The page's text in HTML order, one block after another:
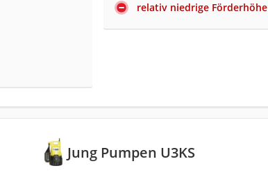
relativ niedrige Förderhöhe
Jung Pumpen U3KS